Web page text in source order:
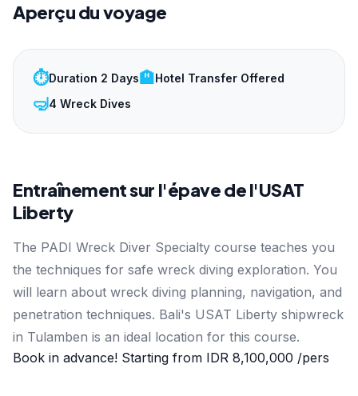
Aperçu du voyage
⏱️Duration 2 Days🏨Hotel Transfer Offered
🤿4 Wreck Dives
Entraînement sur l'épave de l'USAT
Liberty
The PADI Wreck Diver Specialty course teaches you
the techniques for safe wreck diving exploration. You
will learn about wreck diving planning, navigation, and
penetration techniques. Bali's USAT Liberty shipwreck
in Tulamben is an ideal location for this course.
Book in advance! Starting from IDR 8,100,000 /pers